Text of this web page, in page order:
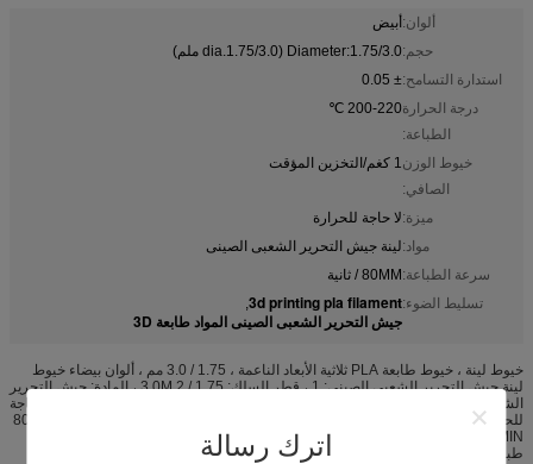
اترك رسالة
ألوان:أبيض
حجم:Diameter:1.75/3.0 (dia.1.75/3.0 ملم)
استدارة التسامح:± 0.05
درجة الحرارة
الطباعة:
200-220 ℃
خيوط الوزن
الصافي:
1 كغم/التخزين المؤقت
ميزة:لا حاجة للحرارة
مواد:لينة جيش التحرير الشعبى الصينى
سرعة الطباعة:80MM / ثانية
تسليط الضوء:3d printing pla filament
,
جيش التحرير الشعبى الصينى المواد طابعة 3D
خيوط لينة ، خيوط طابعة PLA ثلاثية الأبعاد الناعمة ، 1.75 / 3.0 مم ، ألوان بيضاء خيوط
لينة جيش التحرير الشعبى الصينى: 1 ، قطر السلك: 1.75 / 3.0M 2 ، المادة: جيش التحرير
الشعبى الصينى لينة 3 ، درجة حرارة الطباعة: 200-220 ℃ 4 ، درجة حرارة الأرض: لا حاجة
للحرارة 5 ، معلمات الطباعة (مستحسن): درجة حرارة 220 ؛ سرعة خيوط التغذية: 80MM